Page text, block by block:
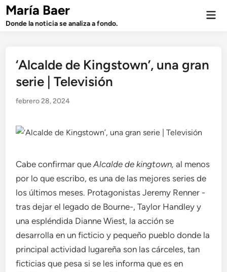
Saltar
contenido
María Baer
Donde la noticia se analiza a fondo.
‘Alcalde de Kingstown’, una gran
serie | Televisión
febrero 28, 2024
Cabe confirmar queAlcalde de kingtown, al menos
por lo que escribo, es una de las mejores series de
los últimos meses. Protagonistas Jeremy Renner -
tras dejar el legado de Bourne-, Taylor Handley y
una espléndida Dianne Wiest, la acción se
desarrolla en un ficticio y pequeño pueblo donde la
principal actividad lugareña son las cárceles, tan
ficticias que pesa si se les informa que es en